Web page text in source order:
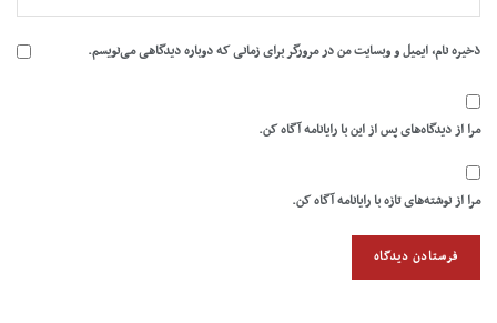
ذخیره نام، ایمیل و وبسایت من در مرورگر برای زمانی که دوباره دیدگاهی می‌نویسم.
مرا از دیدگاه‌های پس از این با رایانامه آگاه کن.
مرا از نوشته‌های تازه با رایانامه آگاه کن.